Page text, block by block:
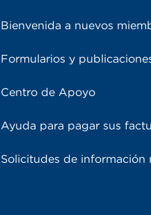
Bienvenida a nuevos
Formularios y
Centro de Apoyo
Ayuda para pagar sus
Solicitudes de información